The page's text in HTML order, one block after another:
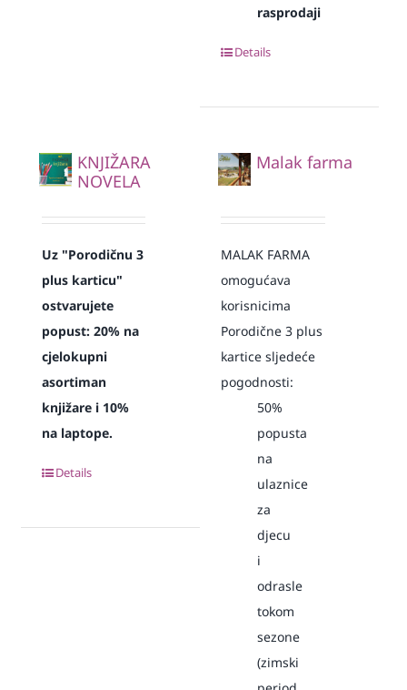
rasprodaji
Details
KNJIŽARA
NOVELA
Uz "Porodičnu 3
plus karticu"
ostvarujete
popust: 20% na
cjelokupni
asortiman
knjižare i 10%
na laptope.
Details
Malak farma
MALAK FARMA
omogućava
korisnicima
Porodične 3 plus
kartice sljedeće
pogodnosti:
50%
popusta
na
ulaznice
za
djecu
i
odrasle
tokom
sezone
(zimski